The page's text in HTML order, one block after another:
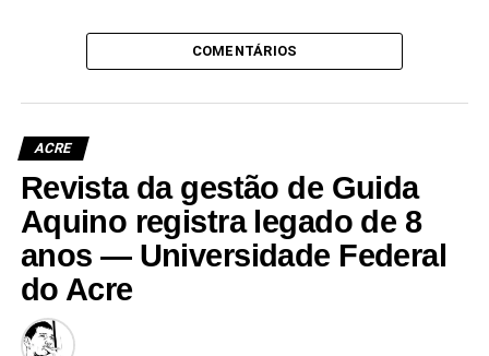
COMENTÁRIOS
ACRE
Revista da gestão de Guida
Aquino registra legado de 8
anos — Universidade Federal
do Acre